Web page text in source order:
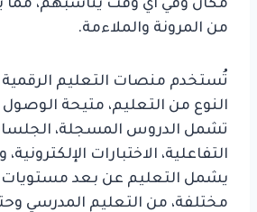
مكان وفي أي وقت يناسبهم، مما
من المرونة والملاءمة.
تُستخدم منصات التعليم الرقمية
النوع من التعليم، متيحة الوصول
تشمل الدروس المسجلة،
التفاعلية، الاختبارات
يشمل التعليم عن بعد مستويات
مختلفة، من التعليم المدرسي